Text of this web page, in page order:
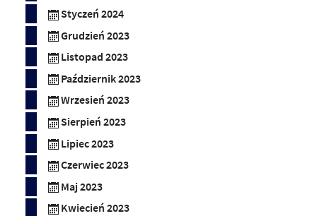
Styczeń 2024
Grudzień 2023
Listopad 2023
Październik 2023
Wrzesień 2023
Sierpień 2023
Lipiec 2023
Czerwiec 2023
Maj 2023
Kwiecień 2023